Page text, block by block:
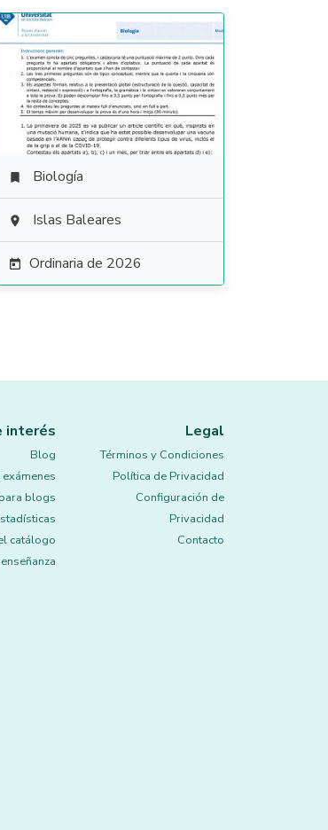
 Biología
 Islas Baleares
 Ordinaria de 2026
interés
Blog
blogs
catálogo
Legal
Términos y Condiciones
Política de Privacidad
Configuración de
Privacidad
Contacto